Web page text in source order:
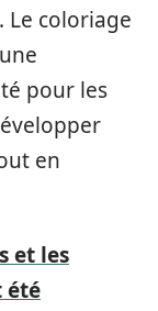
Le coloriage
pour les
en
et les
été